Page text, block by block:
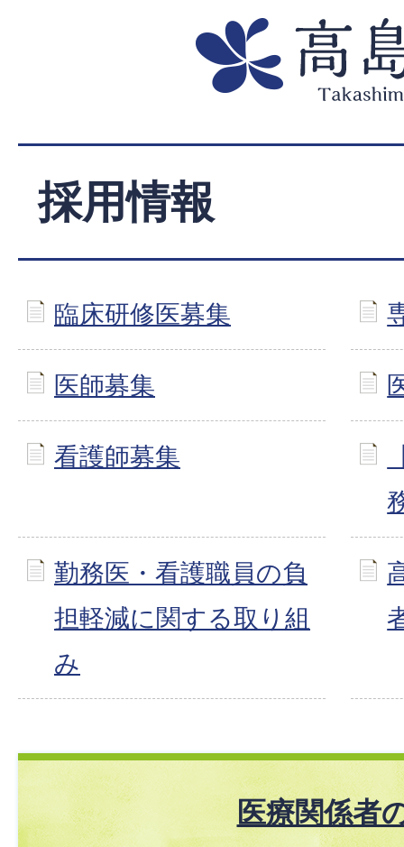
採用情報
臨床研修医募集
医師募集
看護師募集
勤務医・看護職員の負
担軽減に関する取り組
み
医療関係者